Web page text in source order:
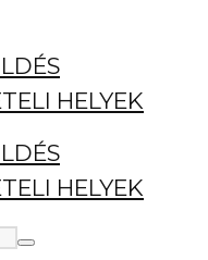
HELYEK
HELYEK